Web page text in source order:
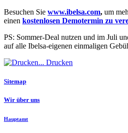
Besuchen Sie www.ibelsa.com, um
einen kostenlosen Demotermin zu
PS: Sommer-Deal nutzen und im Juli
auf alle Ibelsa-eigenen einmaligen
Drucken
Sitemap
Wir über uns
Hauptamt